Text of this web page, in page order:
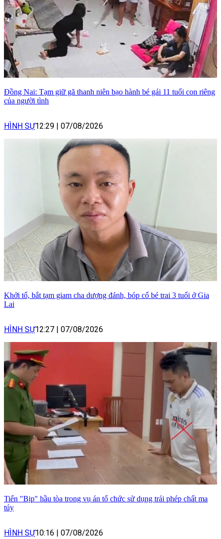
Đồng Nai: Tạm giữ gã thanh niên bạo hành bé gái 11 tuổi con riêng
của người tình
HÌNH SỰ12:29 07/08/2026
Khởi tố, bắt tạm giam cha dượng đánh, bóp cổ bé trai 3 tuổi ở Gia
Lai
HÌNH SỰ12:27 07/08/2026
Tiến "Bịp" hầu tòa trong vụ án tổ chức sử dụng trái phép chất ma
túy
HÌNH SỰ10:16 07/08/2026